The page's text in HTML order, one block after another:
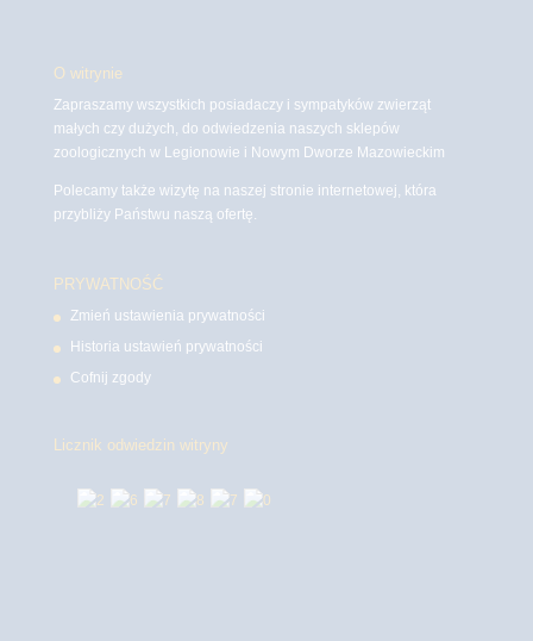
O witrynie
Zapraszamy wszystkich posiadaczy i sympatyków zwierząt
małych czy dużych, do odwiedzenia naszych sklepów
zoologicznych w Legionowie i Nowym Dworze Mazowieckim
Polecamy także wizytę na naszej stronie internetowej, która
przybliży Państwu naszą ofertę.
PRYWATNOŚĆ
Zmień ustawienia prywatności
Historia ustawień prywatności
Cofnij zgody
Licznik odwiedzin witryny